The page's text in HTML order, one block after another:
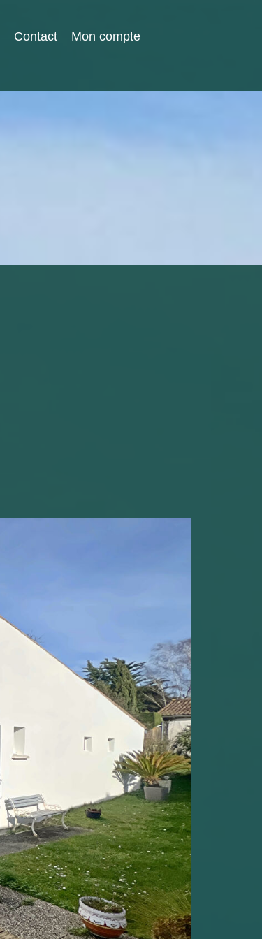
Contact
Mon compte